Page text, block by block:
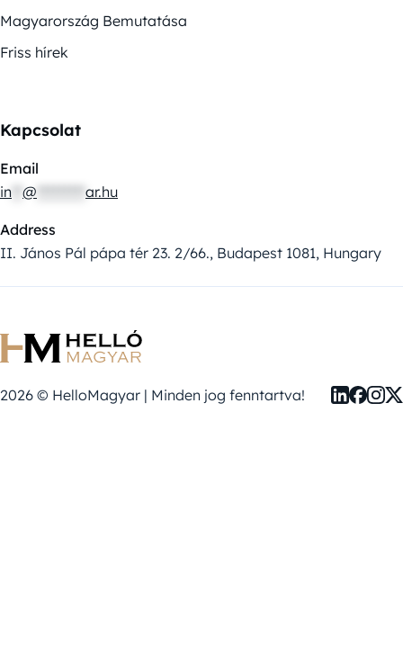
Magyarország Bemutatása
Friss hírek
Kapcsolat
Email
in @ ar.hu
Address
II. János Pál pápa tér 23. 2/66., Budapest 1081, Hungary
2026 © HelloMagyar | Minden jog fenntartva!